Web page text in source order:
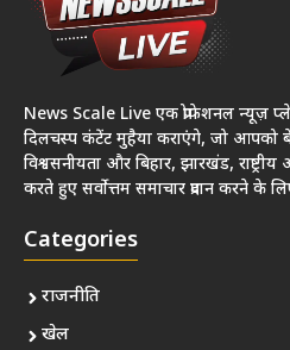
News Scale Live एक प्रोफेशनल न्यूज़
दिलचस्प कंटेंट मुहैया कराएंगे, जो
विश्वसनीयता और बिहार, झारखंड,
करते हुए सर्वोत्तम समाचार प्रदान करने के
Categories
राजनीति
खेल